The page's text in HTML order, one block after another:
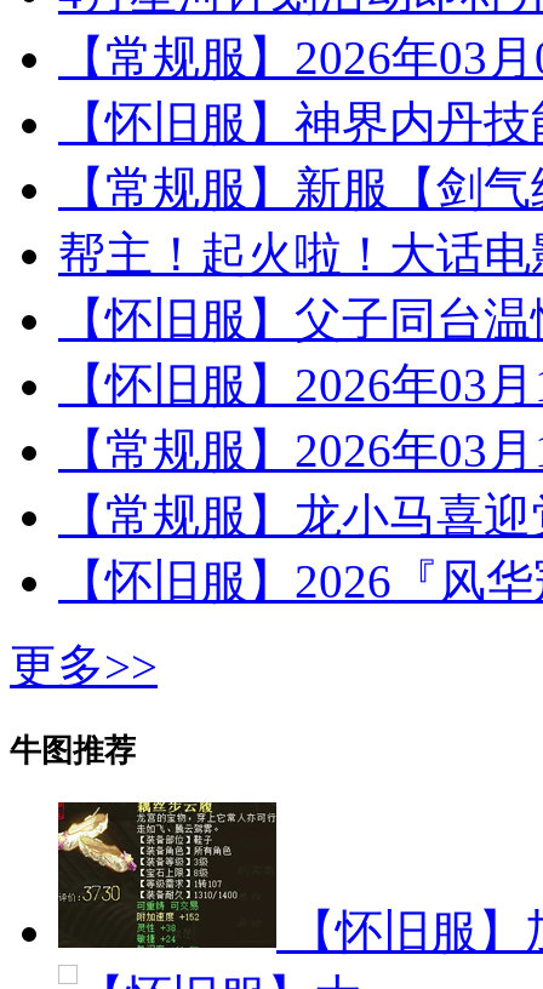
【常规服】2026年03
【怀旧服】神界内丹
【常规服】新服【剑
帮主！起火啦！大话
【怀旧服】父子同台
【怀旧服】2026年03
【常规服】2026年03
【常规服】龙小马喜
【怀旧服】2026『风
更多>>
牛图推荐
【怀旧服